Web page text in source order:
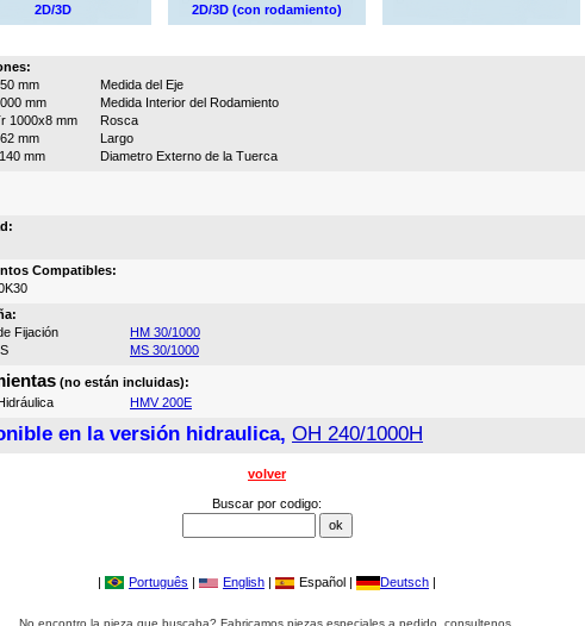
2D/3D
2D/3D (con rodamiento)
mm
Medida del Eje
mm
Medida Interior del Rodamiento
1000x8 mm
Rosca
mm
Largo
mm
Diametro Externo de la Tuerca
Compatibles:
Fijación
HM 30/1000
MS 30/1000
(no están incluidas):
HMV 200E
en la versión hidraulica, OH 240/1000H
volver
Buscar por codigo:
| Português | English | Español | Deutsch |
No encontro la pieza que buscaba? Fabricamos piezas especiales a pedido, consultenos.